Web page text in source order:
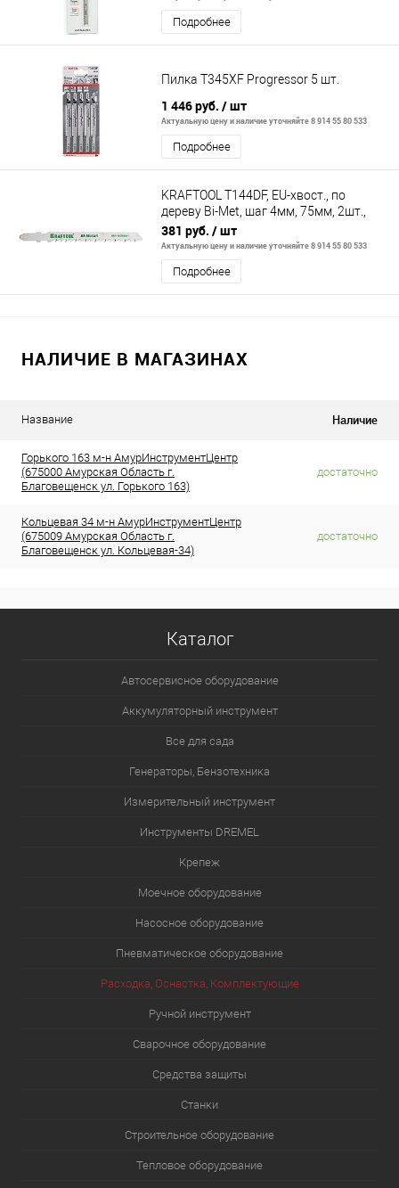
Подробнее
Пилка T345XF Progressor 5 шт.
1 446 руб. / шт
Актуальную цену и наличие уточняйте 8 914 55 80 533
Подробнее
KRAFTOOL T144DF, EU-хвост., по
дереву Bi-Met, шаг 4мм, 75мм, 2шт.,
Полотна для лобзика (159520-4)
381 руб. / шт
Актуальную цену и наличие уточняйте 8 914 55 80 533
Подробнее
НАЛИЧИЕ В МАГАЗИНАХ
Название Наличие
Горького 163 м-н АмурИнструментЦентр
(675000 Амурская Область г.
Благовещенск ул. Горького 163)
достаточно
Кольцевая 34 м-н АмурИнструментЦентр
(675009 Амурская Область г.
Благовещенск ул. Кольцевая-34)
достаточно
Каталог
Автосервисное оборудование
Аккумуляторный инструмент
Все для сада
Генераторы, Бензотехника
Измерительный инструмент
Инструменты DREMEL
Крепеж
Моечное оборудование
Насосное оборудование
Пневматическое оборудование
Расходка, Оснастка, Комплектующие
Ручной инструмент
Сварочное оборудование
Средства защиты
Станки
Строительное оборудование
Тепловое оборудование